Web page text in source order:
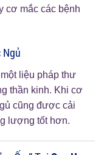
cơ mắc các bệnh
Ngủ
liệu pháp thư
thần kinh. Khi cơ
cũng được cải
lượng tốt hơn.